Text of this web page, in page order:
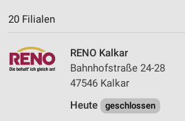
20 Filialen
RENO Kalkar
Bahnhofstraße 24-28
47546 Kalkar
Heute
geschlossen